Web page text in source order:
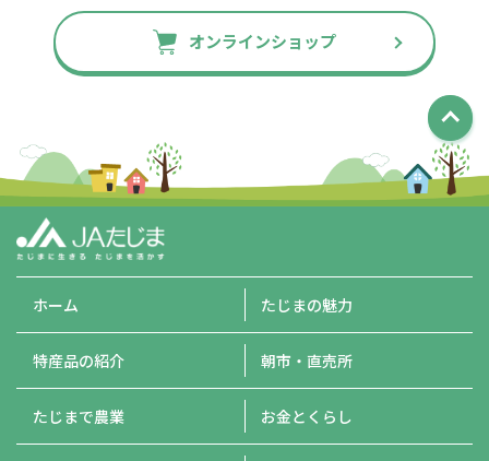
オンラインショップ
ホーム たじまの魅力
特産品の紹介 朝市・直売所
たじまで農業 お金とくらし